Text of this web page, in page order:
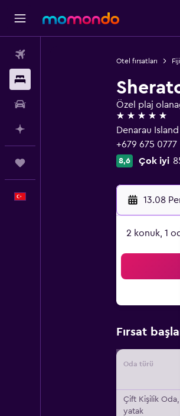
Otel fırsatları
Özel plaj
5 yıldız
Denarau
+679 675 0777
8,6 Çok iyi
13.08
2 konuk, 1
Fırsat
Oda türü
Çift ​Kişilik Oda,
yatak